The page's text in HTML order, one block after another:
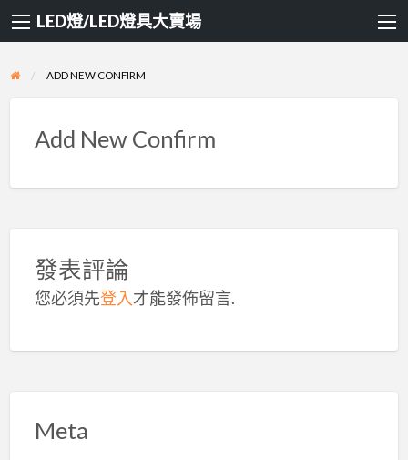
LED燈/LED燈具大賣場
ADD NEW CONFIRM
Add New Confirm
發表評論
您必須先登入才能發佈留言.
Meta